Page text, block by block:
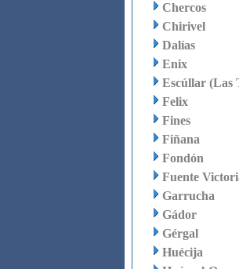
Chercos
Chirivel
Dalías
Enix
Escúllar (Las
Felix
Fines
Fiñana
Fondón
Fuente
Garrucha
Gádor
Gérgal
Huécija